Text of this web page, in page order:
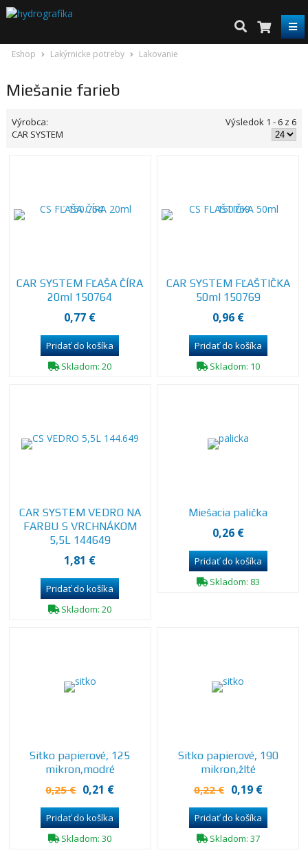
Eshop Lakýrnicke potreby Lakovanie
Miešanie farieb
Výrobca:
CAR SYSTEM
Výsledok 1 - 6 z 6
CAR SYSTEM FĽAŠA ČÍRA
20ml 150764
0,77 €
Skladom: 20
CAR SYSTEM FĽAŠTIČKA
50ml 150769
0,96 €
Skladom: 10
CAR SYSTEM VEDRO NA
FARBU S VRCHNÁKOM
5,5L 144649
1,81 €
Skladom: 20
Miešacia palička
0,26 €
Skladom: 83
Sitko papierové, 125
mikron,modré
0,25 € 0,21 €
Skladom: 30
Sitko papierové, 190
mikron,žlté
0,22 € 0,19 €
Skladom: 37